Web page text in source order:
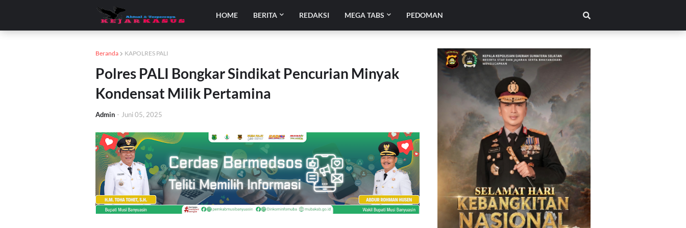
HOME BERITA REDAKSI MEGA TABS PEDOMAN
Beranda KAPOLRES PALI
Polres PALI Bongkar Sindikat Pencurian Minyak
Kondensat Milik Pertamina
Admin - Juni 05, 2025